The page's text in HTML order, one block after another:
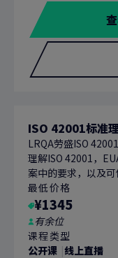
ISO 42001标准
LRQA劳盛ISO
理解ISO 42001，
案中的要求，以及可
最低价格
¥1345
有余位
课程类型
公开课 线上直播